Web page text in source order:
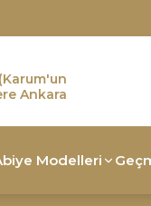
Ankara
Modelleri